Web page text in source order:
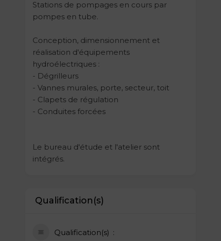
Stations de pompages en cours par
pompes en tube.
Conception, dimensionnement et
réalisation d'équipements
hydroélectriques :
- Dégrilleurs
- Vannes murales, porte, secteur, toit
- Clapets de régulation
- Conduites forcées
Le bureau d'étude et l'atelier sont
intégrés.
Qualification(s)
Qualification(s)